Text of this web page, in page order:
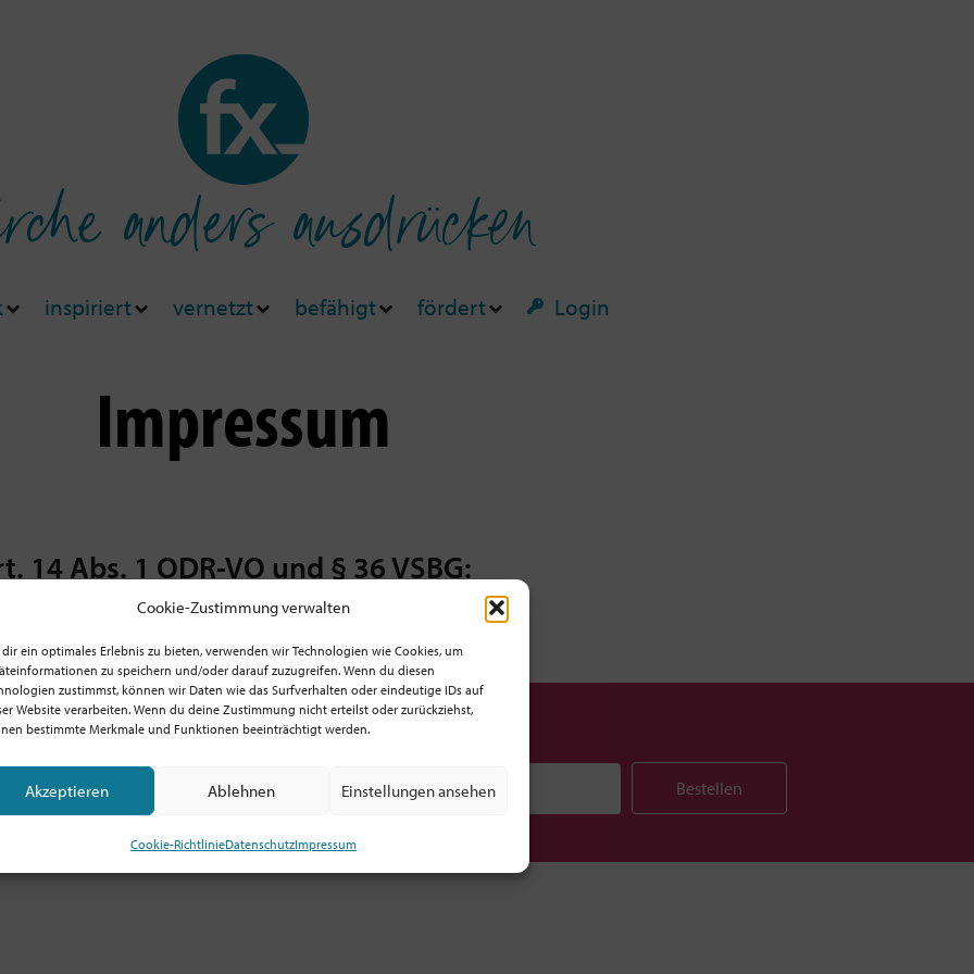
Cookie-Zustimmung verwalten
dir ein optimales Erlebnis zu bieten, verwenden wir Technologien wie Cookies, um
zu speichern und/oder darauf zuzugreifen. Wenn du diesen
zustimmst, können wir Daten wie das Surfverhalten oder eindeutige IDs auf
Website verarbeiten. Wenn du deine Zustimmung nicht erteilst oder zurückziehst,
bestimmte Merkmale und Funktionen beeinträchtigt werden.
Akzeptieren Ablehnen Einstellungen ansehen
Cookie-RichtlinieDatenschutzImpressum
anders ausdrücken
inspiriert vernetzt befähigt fördert Login
Impressum
Abs. 1 ODR-VO und § 36 VSBG:
sind wir nicht verpflichtet und nicht bereit.
Möchtest du am Ball bleiben?
Inspirationen, Events,
um Kircheninnovation!
Bestellen